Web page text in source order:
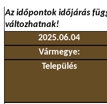
Az időpontok időjárás
változhatnak!
2025.06.04
Vármegye:
Település